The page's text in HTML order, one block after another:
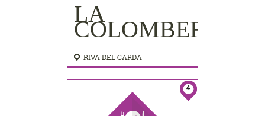
LA
COLOMBERA
RIVA DEL GARDA
4